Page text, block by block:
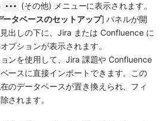
•••
(その他) メニューに表示されます。
ータベースのセットアップ] パネルが開
出しの下に、Jira または Confluence に
プションが表示されます。
ンを使用して、Jira 課題や Confluence
ースに直接インポートできます。この
のデータベースが置き換えられ、フィ
されます。